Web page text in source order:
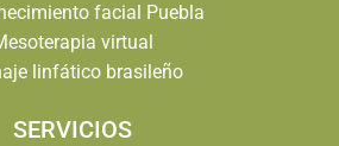
facial Puebla
virtual
linfático brasileño
SERVICIOS